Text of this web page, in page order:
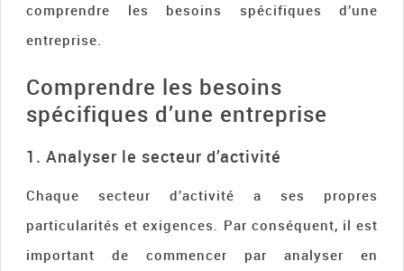
comprendre les besoins spécifiques d’une
entreprise.
Comprendre les besoins
spécifiques d’une entreprise
1. Analyser le secteur d’activité
Chaque secteur d’activité a ses propres
particularités et exigences. Par conséquent, il est
important de commencer par analyser en